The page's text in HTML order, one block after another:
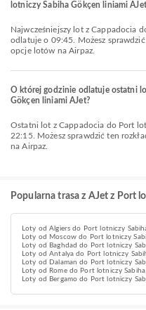
lotniczy Sabiha Gökçen liniami
Najwcześniejszy lot z Cappadocia do Port lotniczy Sabiha Gökçen linią AJet
odlatuje o 09:45. Możesz
opcje lotów na Airpaz.
O której godzinie odlatuje ostatni
Gökçen liniami AJet?
Ostatni lot z Cappadocia do Port lotniczy Sabiha Gökçen linią AJet odlatuje o
22:15. Możesz sprawdzić ten
na Airpaz.
Popularna trasa z AJet z Port
Loty od Algiers do Port lotniczy
Loty od Moscow do Port lotniczy
Loty od Baghdad do Port lotniczy
Loty od Antalya do Port lotniczy
Loty od Dalaman do Port lotniczy
Loty od Rome do Port lotniczy Sabiha
Loty od Bergamo do Port lotniczy